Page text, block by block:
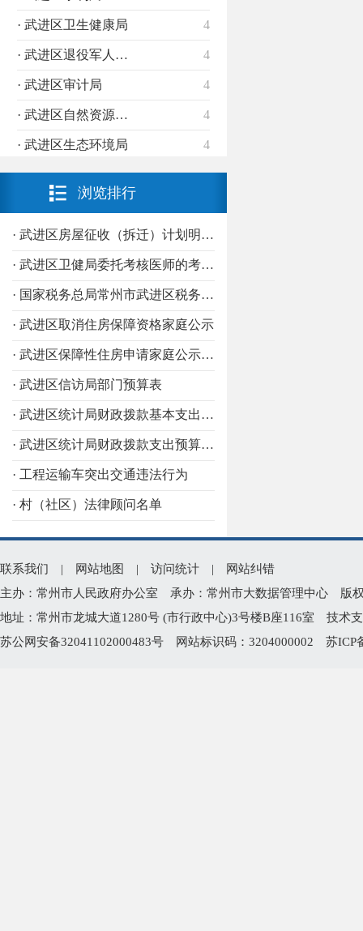
· 武进区卫生健康局 4
· 武进区退役军人事务局 4
· 武进区审计局 4
· 武进区自然资源和规划分局 4
· 武进区生态环境局 4
· 武进区税务局 4
· 武进区科技局
· 武进区工信局 3
· 武进区城管局 3
· 武进区商务局 3
· 武进区市场监管局 3
· 武进区信访局 3
· 武进区机关事务管理中心
· 武进区发改局 2
· 武进区司法局 2
· 武进区人社局
· 武进区数据局
· 武进区医疗保障分局 2
· 武进区公安分局
· 武进区文体广电和旅游局 1
· 武进区应急管理局 1
浏览排行
· 武进区房屋征收（拆迁）计划明细表
· 武进区卫健局委托考核医师的考核机构
· 国家税务总局常州市武进区税务局个体工商户定期定额核定公告
· 武进区取消住房保障资格家庭公示
· 武进区保障性住房申请家庭公示信息
· 武进区信访局部门预算表
· 武进区统计局财政拨款基本支出预算表（经济科目）
· 武进区统计局财政拨款支出预算表（功能科目）
· 工程运输车突出交通违法行为
· 村（社区）法律顾问名单